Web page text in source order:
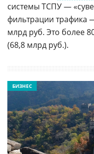
системы ТСПУ —
фильтрации трафика
млрд руб. Это более
(68,8 млрд руб.).
БИЗНЕС